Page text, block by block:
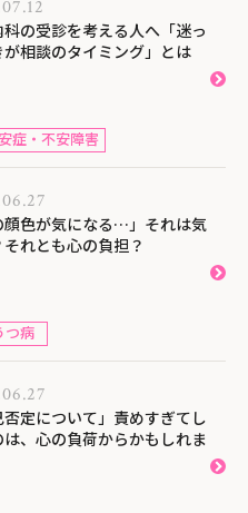
の受診を考える人へ「迷っ
が相談のタイミング」とは
症・不安障害
顔色が気になる…」それは気
れとも心の負担？
つ病
否定について」責めすぎてし
は、心の負荷からかもしれま